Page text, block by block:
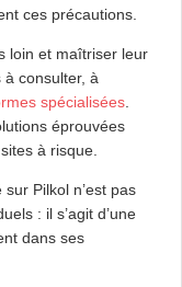
ces précautions.
loin et maîtriser leur
consulter, à
spécialisées
éprouvées
à risque.
Pilkol n’est pas
: il s’agit d’une
dans ses